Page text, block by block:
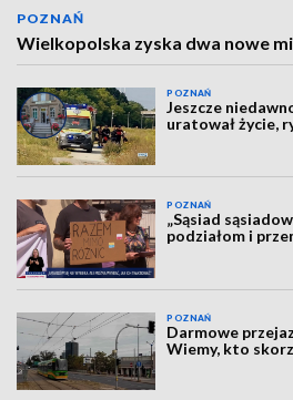
POZNAŃ
Wielkopolska zyska dwa nowe
POZNAŃ
Jeszcze
uratował życie,
POZNAŃ
„Sąsiad
podziałom i
POZNAŃ
Darmowe
Wiemy, kto